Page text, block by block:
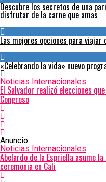
Descubre los secretos de una
disfrutar de la carne que amas
Las mejores opciones para
«Celebrando la vida» nuevo
Noticias Internacionales
El Salvador realizó elecciones
Congreso
Anuncio
Noticias Internacionales
Abelardo de la Espriella asume
ceremonia en Cali